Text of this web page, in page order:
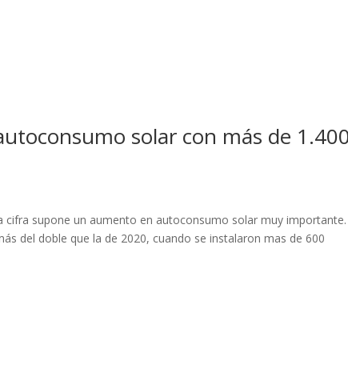
solar con más de
cifra supone un aumento en autoconsumo solar muy importante.
del doble que la de 2020, cuando se instalaron mas de 600